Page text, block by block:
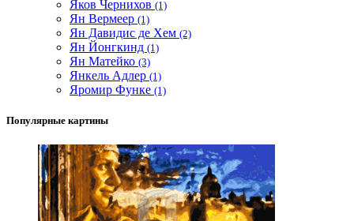
Яков Чернихов (1)
Ян Вермеер (1)
Ян Давидис де Хем (2)
Ян Йонгкинд (1)
Ян Матейко (3)
Янкель Адлер (1)
Яромир Функе (1)
Популярные картины